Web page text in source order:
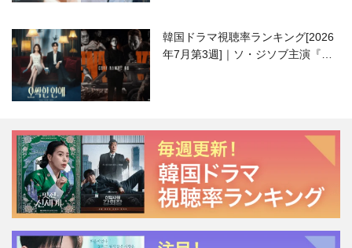
韓国ドラマ視聴率ランキング[2026
年7月第3週]｜ソ・ジソブ主演『エ